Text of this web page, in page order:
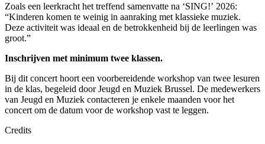
Zoals een leerkracht het treffend samenvatte na ‘SING!’ 2026:
“Kinderen komen te weinig in aanraking met klassieke muziek.
Deze activiteit was ideaal en de betrokkenheid bij de leerlingen was
groot.”
Inschrijven met minimum twee klassen.
Bij dit concert hoort een voorbereidende workshop van twee lesuren
in de klas, begeleid door Jeugd en Muziek Brussel. De medewerkers
van Jeugd en Muziek contacteren je enkele maanden voor het
concert om de datum voor de workshop vast te leggen.
Credits